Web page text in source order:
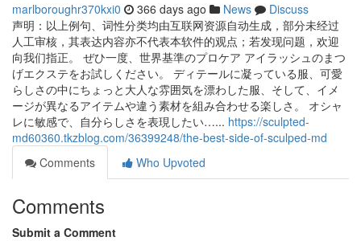
marlboroughr370kxi0 366 days ago News
Discuss
声明：以上例句、词性分类均由互联网资源自动生成，部分未经过
人工审核，其表达内容亦不代表本软件的观点；若发现问题，欢迎
向我们指正。 ぜひ一度、世界基準のプロケア アイラッシュのまつ
げエクステをお試しください。 ディテールに凝っている服、可愛
らしさの中にちょっと大人な雰囲気を漂わした服、そして、イメ
ージが異なるアイテムや違う素材を組み合わせる楽しさ。 オシャ
レに敏感で、自分らしさを表現したい…... https://sculpted-
md60360.tkzblog.com/36399248/the-best-side-of-sculped-md
Comments
Who Upvoted
Comments
Submit a Comment